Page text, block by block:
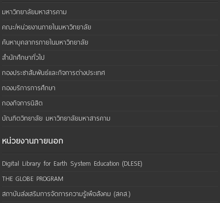
มหาวิทยาลัยมหาสารคาม
คณะ/หน่วยงานภายในมหาวิทยาลัย
ค้นหาบุคลากรภายในมหาวิทยาลัย
สำนักศึกษาทั่วไป
กองประชาสัมพันธ์และกิจการต่างประเทศ
กองบริการการศึกษา
กองกิจการนิสิต
บัณฑิตวิทยาลัย มหาวิทยาลัยมหาสารคาม
หน่วยงานภายนอก
Digital Library for Earth System Education (DLESE)
THE GLOBE PROGRAM
สถาบันส่งเสริมการจัดการความรู้เพือสังคม (สคส.)